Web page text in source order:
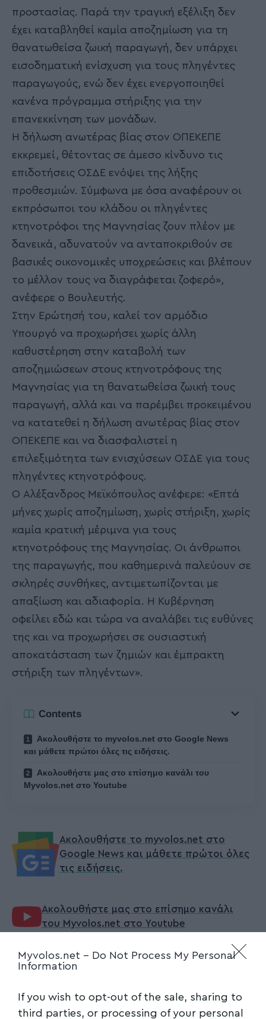
Myvolos.net - Do Not Process My Personal
Information
If you wish to opt-out of the sale, sharing to
third parties, or processing of your personal
προστασίας. Παρά την τραγική εξέλιξη δεν
έχει καταβληθεί καμία αποζημίωση για τη
θανατωθείσα ζωική παραγωγή, δεν υπάρχει
εισοδηματική ενίσχυση για τους πληγέντες
παραγωγούς, ενώ δεν έχει ενεργοποιηθεί
κανένα πρόγραμμα στήριξης για την
επανεκκίνηση των μονάδων.
Η δήλωση ανωτέρας βίας στον ΟΠΕΚΕΠΕ
εκκρεμεί, θέτοντας σε άμεσο κίνδυνο τις
επιδοτήσεις ΟΣΔΕ ενόψει της λήξης
προθεσμιών. Σύμφωνα με όσα αναφέρουν οι
εκπρόσωποι του κλάδου οι πληγέντες
κτηνοτρόφοι της Μαγνησίας ζουν πλέον με
δανεικά, αδυνατούν να ανταποκριθούν σε
βασικές οικονομικές υποχρεώσεις και βλέπουν
το μέλλον τους να διαγράφεται ζοφερό»,
ανέφερε ο Βουλευτής.
Στην Ερώτησή του, καλεί τον αρμόδιο
Υπουργό να προχωρήσει χωρίς άλλη
καθυστέρηση στην καταβολή των
αποζημιώσεων στους κτηνοτρόφους της
Μαγνησίας για τη θανατωθείσα ζωική τους
παραγωγή, αλλά και να παρέμβει προκειμένου
να κατατεθεί η δήλωση ανωτέρας βίας στον
ΟΠΕΚΕΠΕ και να διασφαλιστεί η
επιλεξιμότητα των ενισχύσεων ΟΣΔΕ για τους
πληγέντες κτηνοτρόφους.
Ο Αλέξανδρος Μεϊκόπουλος ανέφερε: «Επτά
μήνες χωρίς αποζημίωση, χωρίς στήριξη, χωρίς
καμία κρατική μέριμνα για τους
κτηνοτρόφους της Μαγνησίας. Οι άνθρωποι
της παραγωγής, που καθημερινά παλεύουν σε
σκληρές συνθήκες, αντιμετωπίζονται με
απαξίωση και αδιαφορία. Η Κυβέρνηση
οφείλει εδώ και τώρα να αναλάβει τις ευθύνες
της και να προχωρήσει σε ουσιαστική
αποκατάσταση των ζημιών και έμπρακτη
στήριξη των πληγέντων».
Contents
Ακολουθήστε το myvolos.net στο Google News
και μάθετε πρώτοι όλες τις ειδήσεις.
Ακολουθήστε μας στο επίσημο κανάλι του
Myvolos.net στο Youtube
Ακολουθήστε το myvolos.net στο
Google News και μάθετε πρώτοι όλες
τις ειδήσεις.
Ακολουθήστε μας στο επίσημο κανάλι
του Myvolos.net στο Youtube